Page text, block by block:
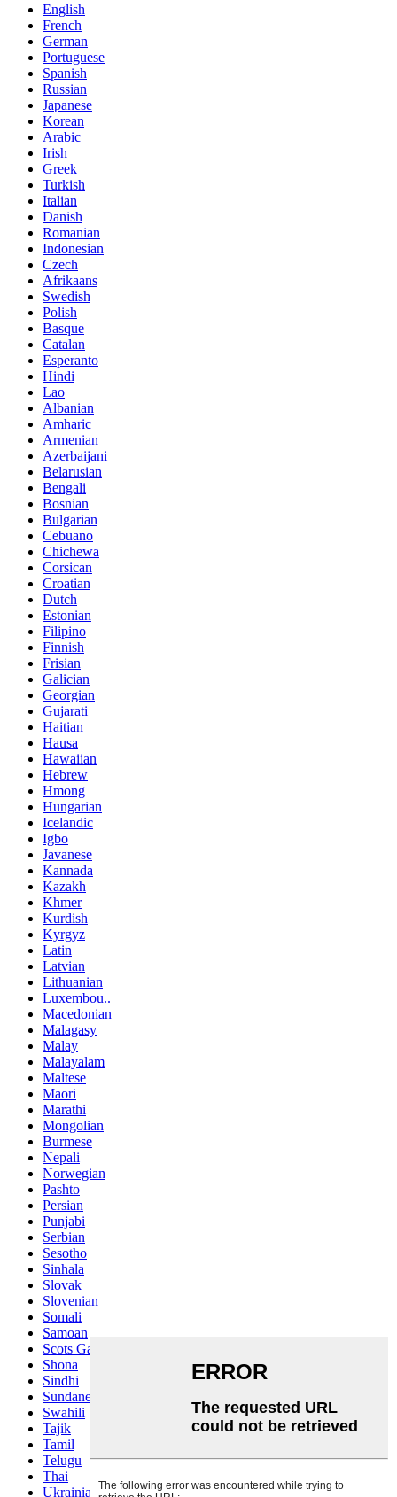
English
French
German
Portuguese
Spanish
Russian
Japanese
Korean
Arabic
Irish
Greek
Turkish
Italian
Danish
Romanian
Indonesian
Czech
Afrikaans
Swedish
Polish
Basque
Catalan
Esperanto
Hindi
Lao
Albanian
Amharic
Armenian
Azerbaijani
Belarusian
Bengali
Bosnian
Bulgarian
Cebuano
Chichewa
Corsican
Croatian
Dutch
Estonian
Filipino
Finnish
Frisian
Galician
Georgian
Gujarati
Haitian
Hausa
Hawaiian
Hebrew
Hmong
Hungarian
Icelandic
Igbo
Javanese
Kannada
Kazakh
Khmer
Kurdish
Kyrgyz
Latin
Latvian
Lithuanian
Luxembou..
Macedonian
Malagasy
Malay
Malayalam
Maltese
Maori
Marathi
Mongolian
Burmese
Nepali
Norwegian
Pashto
Persian
Punjabi
Serbian
Sesotho
Sinhala
Slovak
Slovenian
Somali
Samoan
Scots Gaelic
Shona
Sindhi
Sundanese
Swahili
Tajik
Tamil
Telugu
Thai
Ukrainian